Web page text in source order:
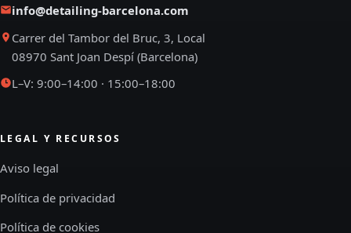
info@detailing-barcelona.com
Carrer del Tambor del Bruc, 3, Local
08970 Sant Joan Despí (Barcelona)
L–V: 9:00–14:00 · 15:00–18:00
LEGAL Y RECURSOS
Aviso legal
Política de privacidad
Política de cookies